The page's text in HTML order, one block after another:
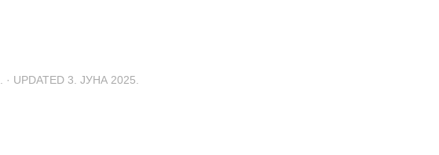
· UPDATED 3. ЈУНА 2025.